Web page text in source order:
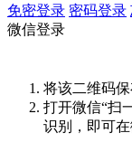
免密登录 密码登录
微信登录
将该二维码
打开微信“扫
识别，即可在